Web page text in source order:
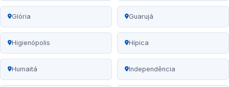
Glória Guarujá
Higienópolis Hípica
Humaitá Independência